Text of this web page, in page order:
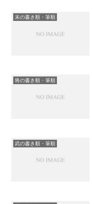
末の書き順・筆順
将の書き順・筆順
武の書き順・筆順